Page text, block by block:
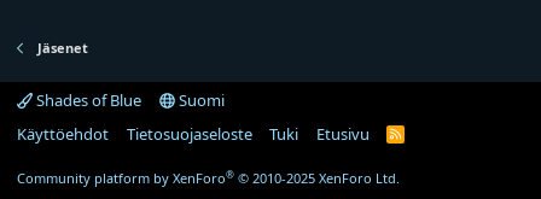
Jäsenet
Shades of Blue
Suomi
Käyttöehdot
Tietosuojaseloste Tuki Etusivu
R
Community platform by XenForo® © 2010-2025 XenForo Ltd.